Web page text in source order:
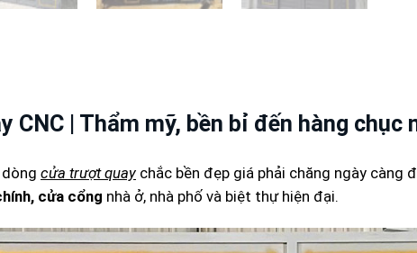
CNC | Thẩm mỹ, bền bỉ đến hàng chục
cửa trượt quay chắc bền đẹp giá phải chăng ngày càng
cửa cổng nhà ở, nhà phố và biệt thự hiện đại.